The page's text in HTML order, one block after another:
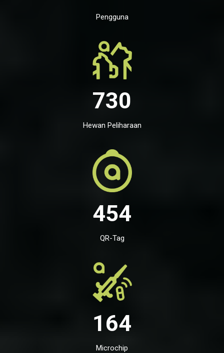
Pengguna
730
Hewan Peliharaan
454
QR-Tag
164
Microchip